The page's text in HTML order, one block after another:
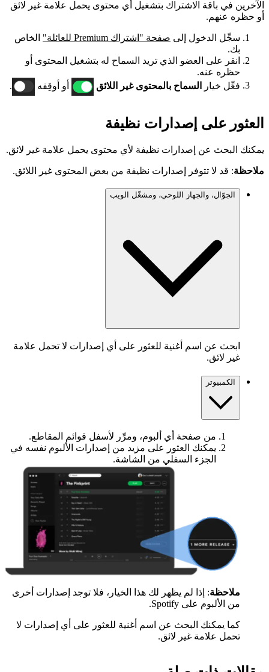
الآخرين في باقة الاشتراك بتشغيل أي محتوى يحمل علامة غير لائق
أو حظره عنهم.
سجِّل الدخول إلى صفحة "اشتراك Premium للعائلة"
الخاص
بك.
انقر على العضو الذي تريد السماح له بتشغيل المحتوى أو
حظره عنه.
فعِّل خيار السماح بالمحتوى غير اللائق أو أوقِفه
العثور على إصدارات نظيفة
يمكنك البحث عن إصدارات نظيفة لأي محتوى يحمل علامة غير لائق.
ملاحظة: قد لا تتوفر إصدارات نظيفة من بعض المحتوى غير اللائق.
الجوّال، والجهاز اللوحي، ومشغّل الويب
ابحث عن اسم أغنية للعثور على أي إصدارات لا تحمل علامة
غير لائق.
الكمبيوتر
من صفحة أي ألبوم، ومرِّر لأسفل قوائم المقاطع.
يمكنك العثور على مزيد من إصدارات الألبوم نفسه في
الجزء السفلي من الشاشة.
ملاحظة: إذا لم يظهر لك هذا الخيار، فلا توجد إصدارات أخرى
من الألبوم على Spotify.
كما يمكنك البحث عن اسم أغنية للعثور على أي إصدارات لا
تحمل علامة غير لائق.